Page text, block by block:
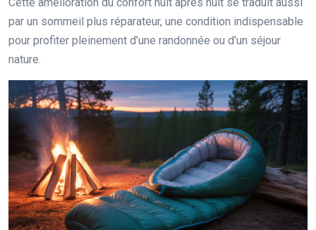
Cette amélioration du confort nuit après nuit se traduit aussi
par un sommeil plus réparateur, une condition indispensable
pour profiter pleinement d’une randonnée ou d’un séjour
nature.